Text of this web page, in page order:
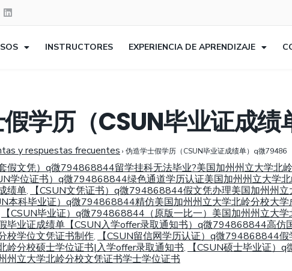
INSTRUCTORES EXPERIENCIA DE APRENDIZAJE
学历（CSUN毕业证成
y respuestas frecuentes › 伪造学士假学历（CSUN毕业证成绩单）q微79486
套假文凭）q微794868844留学挂科无法毕业?美国加州州立大学
学位证书）q微794868844绿色通道学历认证美国加州州立大学
绩单,
【CSUN文凭证书）q微794868844假文凭办理美国加州州
本科毕业证）q微794868844精仿美国加州州立大学北岭分校大
【CSUN毕业证）q微794868844（原版一比一）美国加州州立大
毕业证成绩单【CSUN入学offer录取通知书）q微794868844高
校学位文凭证书制作,
【CSUN留信网学历认证）q微794868844
岭分校硕士学位证书|入学offer录取通知书,
【CSUN硕士毕业证
州立大学北岭分校文凭证书学士学位证书